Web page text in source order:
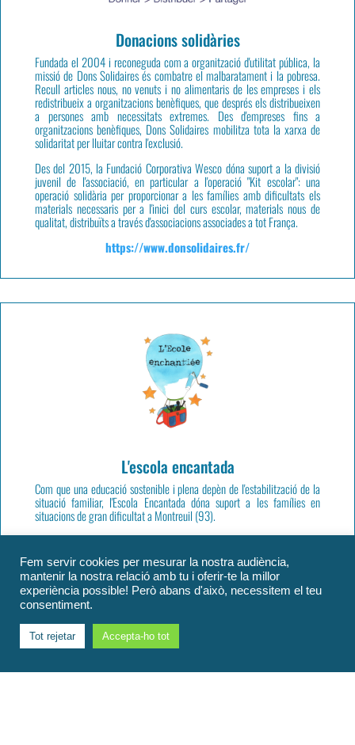
Donacions solidàries
Fundada el 2004 i reconeguda com a organització d'utilitat pública, la
missió de Dons Solidaires és combatre el malbaratament i la pobresa.
Recull articles nous, no venuts i no alimentaris de les empreses i els
redistribueix a organitzacions benèfiques, que després els distribueixen
a persones amb necessitats extremes. Des d'empreses fins a
organitzacions benèfiques, Dons Solidaires mobilitza tota la xarxa de
solidaritat per lluitar contra l'exclusió.
Des del 2015, la Fundació Corporativa Wesco dóna suport a la divisió
juvenil de l'associació, en particular a l'operació "Kit escolar": una
operació solidària per proporcionar a les famílies amb dificultats els
materials necessaris per a l'inici del curs escolar, materials nous de
qualitat, distribuïts a través d'associacions associades a tot França.
https://www.donsolidaires.fr/
L'escola encantada
Com que una educació sostenible i plena depèn de l'estabilització de la
situació familiar, l'Escola Encantada dóna suport a les famílies en
situacions de gran dificultat a Montreuil (93).
Present sobre el terreny, treballant estretament amb les famílies i a les
escoles, les accions de l'associació ofereixen als infants i a les seves
famílies una oportunitat concreta per trencar l'aïllament, reconnectar
amb l'escola i construir un futur més pacífic.
https://ecole-enchantiee.weebly.com/
Fem servir cookies per mesurar la nostra audiència,
mantenir la nostra relació amb tu i oferir-te la millor
experiència possible! Però abans d'això, necessitem el teu
consentiment.
Tot rejetar Accepta-ho tot